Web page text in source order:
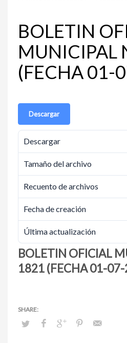
BOLETIN
MUNICIPAL
(FECHA 01-
Descargar
Descargar
Tamaño del archivo
Recuento de archivos
Fecha de creación
Última actualización
BOLETIN OFICIAL
1821 (FECHA 01-